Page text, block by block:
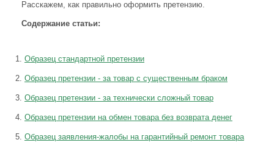
Расскажем, как правильно оформить претензию.
Содержание статьи:
Образец стандартной претензии
Образец претензии - за товар с существенным браком
Образец претензии - за технически сложный товар
Образец претензии на обмен товара без возврата денег
Образец заявления-жалобы на гарантийный ремонт товара